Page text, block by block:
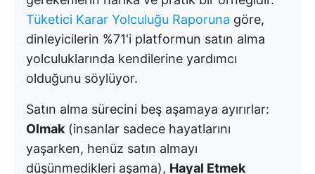
Tüketici Karar Yolculuğu Raporuna göre,
dinleyicilerin %71'i platformun satın alma
yolculuklarında kendilerine yardımcı
olduğunu söylüyor.
Satın alma sürecini beş aşamaya ayırırlar:
Olmak (insanlar sadece hayatlarını
yaşarken, henüz satın almayı
düşünmedikleri aşama), Hayal Etmek